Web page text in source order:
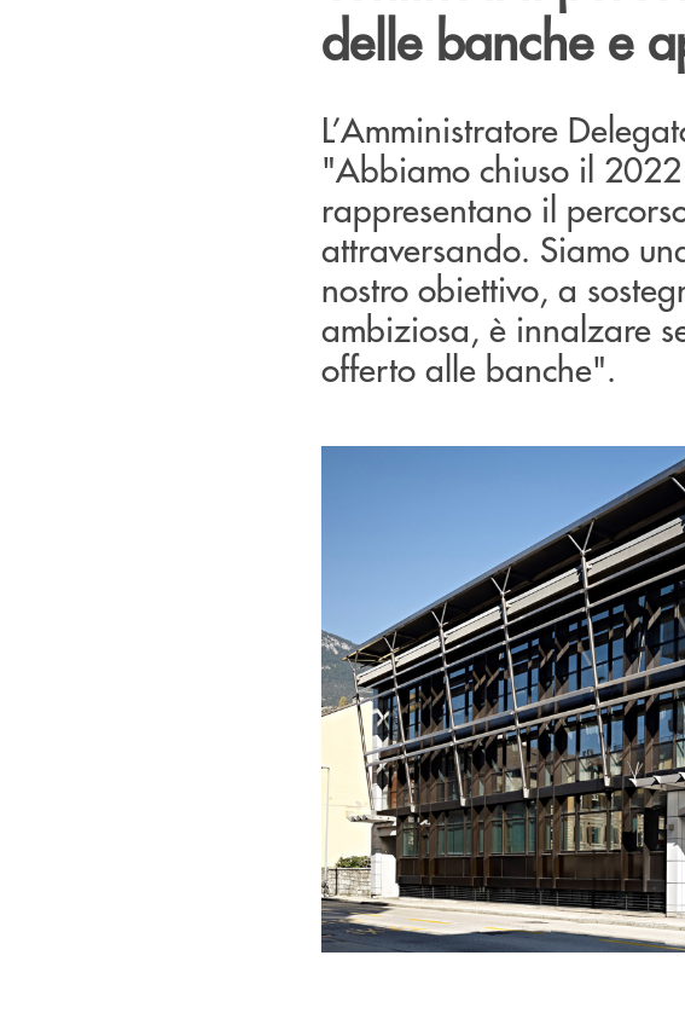
delle banche e
L’Amministratore
"Abbiamo chiuso il
rappresentano il
attraversando. Siamo
nostro obiettivo, a
ambiziosa, è innalzare
offerto alle banche".